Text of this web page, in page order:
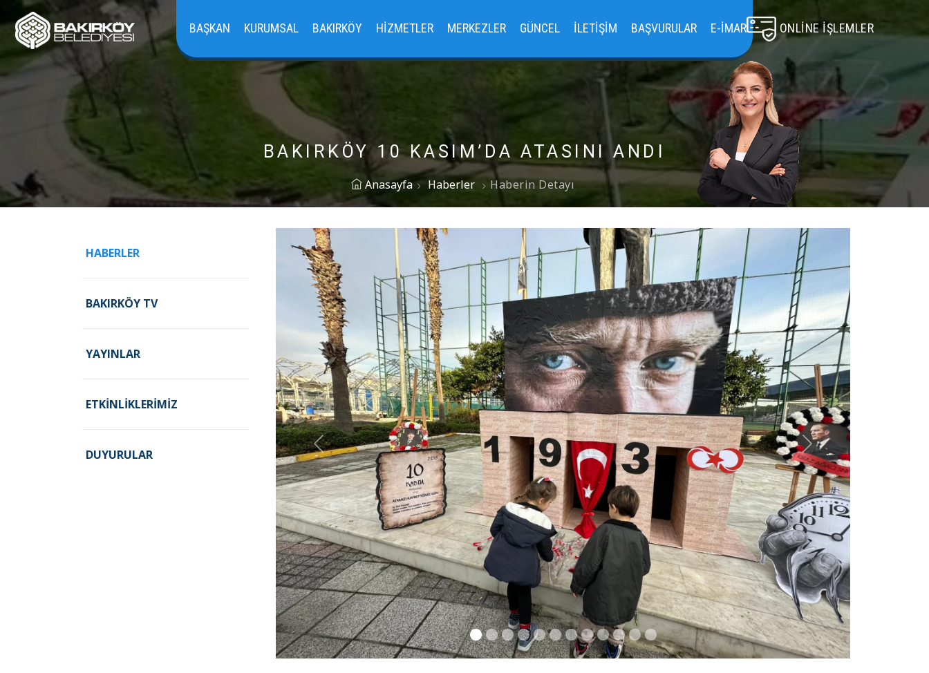
BAŞKAN KURUMSAL BAKIRKÖY HIZMETLER MERKEZLER GÜNCEL İLETIŞIM BAŞVURULAR E-İMAR ONLINE İŞLEMLER
BAKIRKÖY 10 KASIM’DA ATASINI ANDI
Anasayfa Haberler Haberin Detayı
HABERLER
BAKIRKÖY TV
YAYINLAR
ETKINLIKLERIMIZ
DUYURULAR